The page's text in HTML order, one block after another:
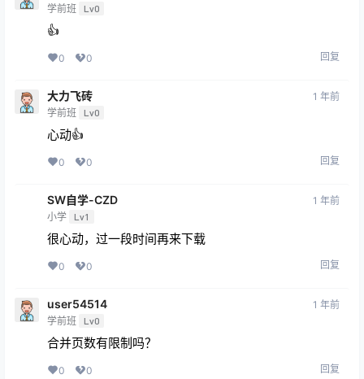
学前班 Lv0
👍
0 0 回复
大力飞砖
学前班 Lv0
1 年前
心动👍
0 0 回复
SW自学-CZD
小学 Lv1
1 年前
很心动，过一段时间再来下载
0 0 回复
user54514
学前班 Lv0
1 年前
合并页数有限制吗？
0 0 回复